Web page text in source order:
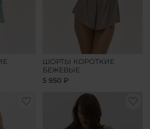
ШОРТЫ КОРОТКИЕ
БЕЖЕВЫЕ
5 950 ₽